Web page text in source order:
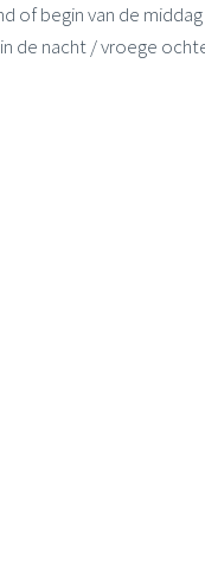
of begin van de
de nacht / vroege